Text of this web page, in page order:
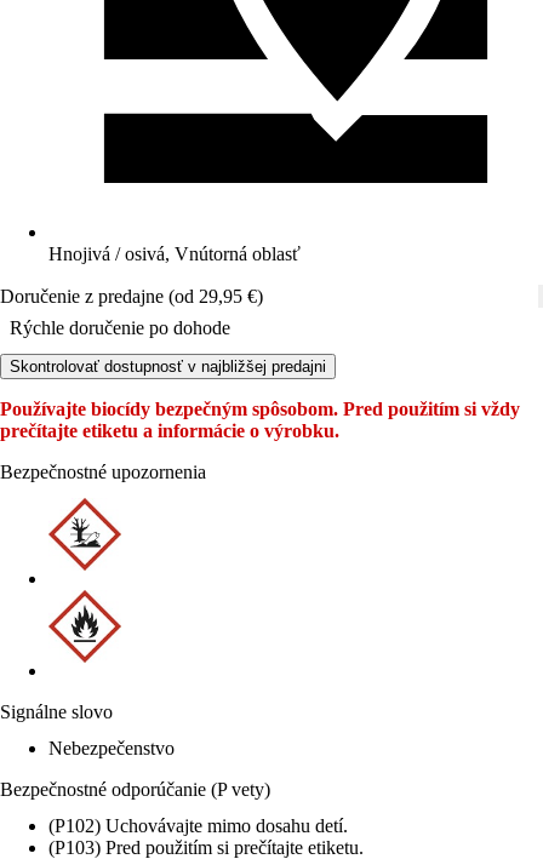
Hnojivá / osivá, Vnútorná oblasť
Doručenie z predajne (od 29,95 €)
Rýchle doručenie po dohode
Skontrolovať dostupnosť v najbližšej predajni
Používajte biocídy bezpečným spôsobom. Pred použitím si vždy
prečítajte etiketu a informácie o výrobku.
Bezpečnostné upozornenia
Signálne slovo
Nebezpečenstvo
Bezpečnostné odporúčanie (P vety)
(P102) Uchovávajte mimo dosahu detí.
(P103) Pred použitím si prečítajte etiketu.